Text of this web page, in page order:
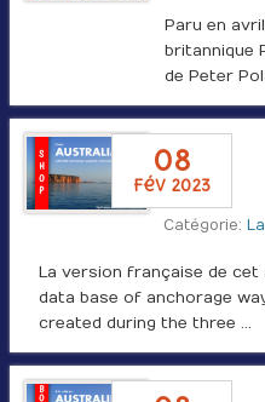
Paru en
britannique
de Peter
with …
08
fév 2023
Catégorie:
La version française de
data base of anchorage
created during the three …